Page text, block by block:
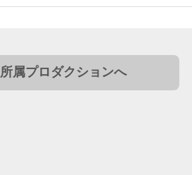
所属プロダクションへ